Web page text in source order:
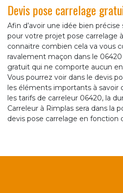
Devis pose carrelage
Afin d’avoir une idée bien
pour votre projet pose carrelage
connaitre combien cela va vous
ravalement maçon dans le
gratuit qui ne comporte aucun
Vous pourrez voir dans le devis
les éléments importants à
les tarifs de carreleur 06420, la
Carreleur à Rimplas sera dans la
devis pose carrelage en fonction